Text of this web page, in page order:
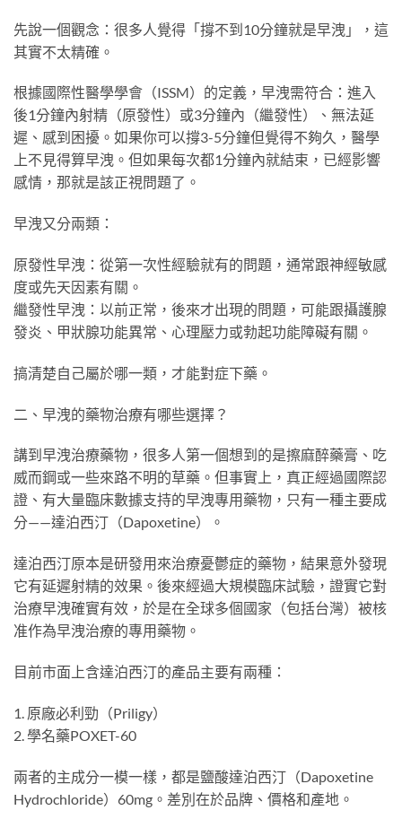
先說一個觀念：很多人覺得「撐不到10分鐘就是早洩」，這
其實不太精確。
根據國際性醫學學會（ISSM）的定義，早洩需符合：進入
後1分鐘內射精（原發性）或3分鐘內（繼發性）、無法延
遲、感到困擾。如果你可以撐3-5分鐘但覺得不夠久，醫學
上不見得算早洩。但如果每次都1分鐘內就結束，已經影響
感情，那就是該正視問題了。
早洩又分兩類：
原發性早洩：從第一次性經驗就有的問題，通常跟神經敏感
度或先天因素有關。
繼發性早洩：以前正常，後來才出現的問題，可能跟攝護腺
發炎、甲狀腺功能異常、心理壓力或勃起功能障礙有關。
搞清楚自己屬於哪一類，才能對症下藥。
二、早洩的藥物治療有哪些選擇？
講到早洩治療藥物，很多人第一個想到的是擦麻醉藥膏、吃
威而鋼或一些來路不明的草藥。但事實上，真正經過國際認
證、有大量臨床數據支持的早洩專用藥物，只有一種主要成
分——達泊西汀（Dapoxetine）。
達泊西汀原本是研發用來治療憂鬱症的藥物，結果意外發現
它有延遲射精的效果。後來經過大規模臨床試驗，證實它對
治療早洩確實有效，於是在全球多個國家（包括台灣）被核
准作為早洩治療的專用藥物。
目前市面上含達泊西汀的產品主要有兩種：
1. 原廠必利勁（Priligy）
2. 學名藥POXET-60
兩者的主成分一模一樣，都是鹽酸達泊西汀（Dapoxetine
Hydrochloride）60mg。差別在於品牌、價格和產地。